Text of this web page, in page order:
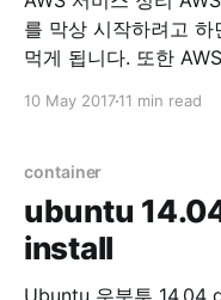
를 막상 시작하려고
먹게 됩니다. 또한
치를 해야하는 번거로움에 빠
을 위해 AWS 서비스를
EC2(Amazon
10 May 201711 min read
container
ubuntu
install